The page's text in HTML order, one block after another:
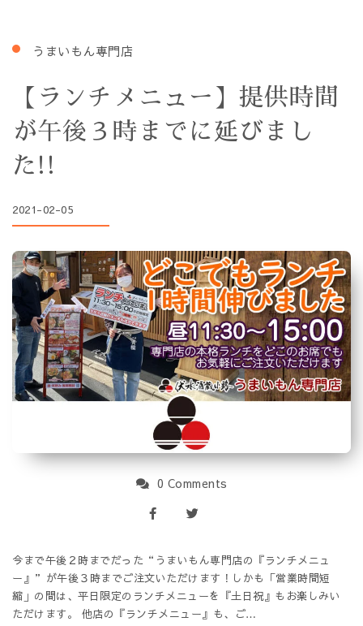
うまいもん専門店
【ランチメニュー】提供時間
が午後３時までに延びまし
た!!
2021-02-05
0 Comments
今まで午後２時までだった“うまいもん専門店の『ランチメニュ
ー』”が午後３時までご注文いただけます！しかも「営業時間短
縮」の間は、平日限定のランチメニューを『土日祝』もお楽しみい
ただけます。 他店の『ランチメニュー』も、ご…